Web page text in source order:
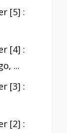
[5] :
[4] :
...
[3] :
[2] :